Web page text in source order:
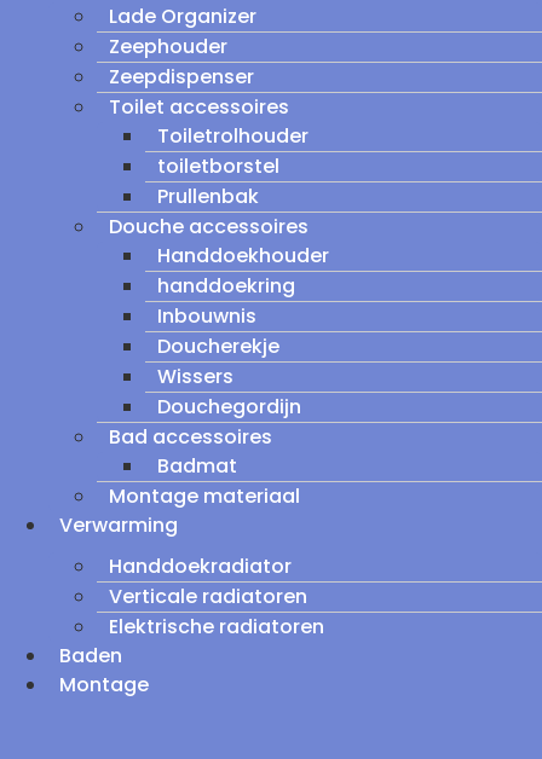
Lade Organizer
Zeephouder
Zeepdispenser
Toilet accessoires
Toiletrolhouder
toiletborstel
Prullenbak
Douche accessoires
Handdoekhouder
handdoekring
Inbouwnis
Doucherekje
Wissers
Douchegordijn
Bad accessoires
Badmat
Montage materiaal
Verwarming
Handdoekradiator
Verticale radiatoren
Elektrische radiatoren
Baden
Montage